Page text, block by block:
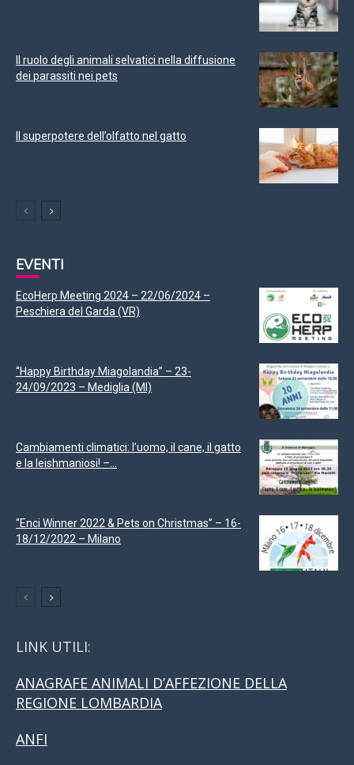
Il ruolo degli animali selvatici nella diffusione
dei parassiti nei pets
Il superpotere dell’olfatto nel gatto
EVENTI
EcoHerp Meeting 2024 – 22/06/2024 –
Peschiera del Garda (VR)
“Happy Birthday Miagolandia” – 23-
24/09/2023 – Mediglia (MI)
Cambiamenti climatici: l’uomo, il cane, il gatto
e la leishmaniosi! –...
“Enci Winner 2022 & Pets on Christmas” – 16-
18/12/2022 – Milano
LINK UTILI:
ANAGRAFE ANIMALI D’AFFEZIONE DELLA
REGIONE LOMBARDIA
ANFI